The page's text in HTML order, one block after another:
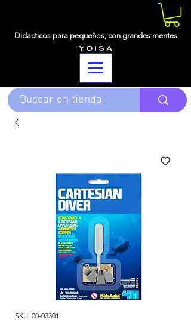
Didacticos para pequeños, con grandes mentes
Y O I S A
SKU: 00-03301